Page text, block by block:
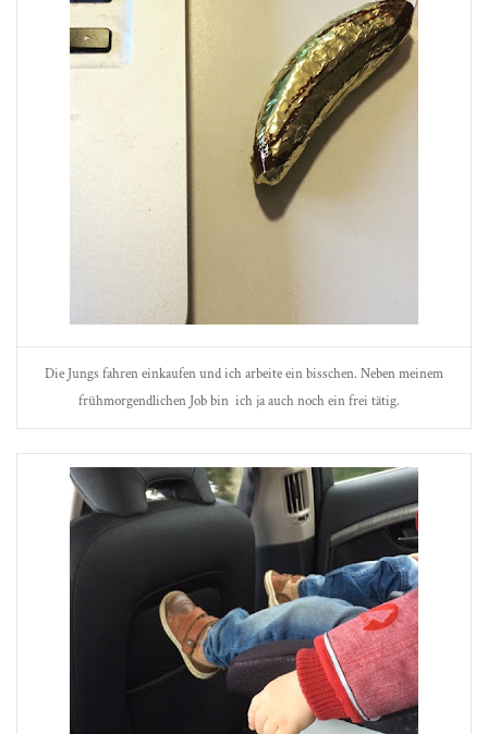
Die Jungs fahren einkaufen und ich arbeite ein bisschen. Neben meinem
frühmorgendlichen Job bin ich ja auch noch ein frei tätig.